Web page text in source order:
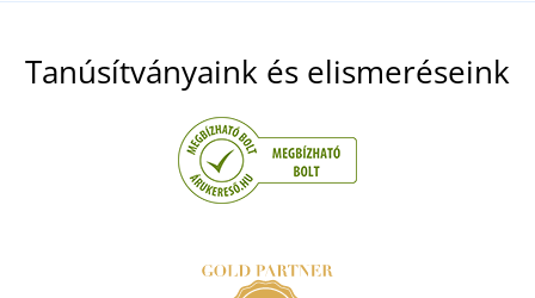
Tanúsítványaink és elismeréseink